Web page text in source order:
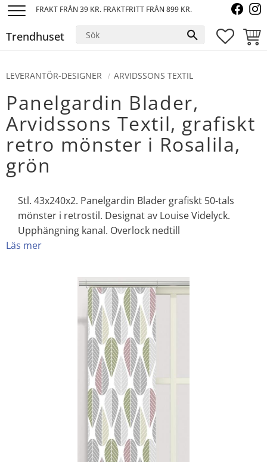
FRAKT FRÅN 39 KR. FRAKTFRITT FRÅN 899 KR.
Trendhuset
LEVERANTÖR-DESIGNER ARVIDSSONS TEXTIL
Panelgardin Blader,
Arvidssons Textil, grafiskt
retro mönster i Rosalila,
grön
Stl. 43x240x2. Panelgardin Blader grafiskt 50-tals
mönster i retrostil. Designat av Louise Videlyck.
Upphängning kanal. Overlock nedtill
Läs mer